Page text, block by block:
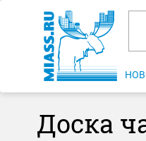
Доска